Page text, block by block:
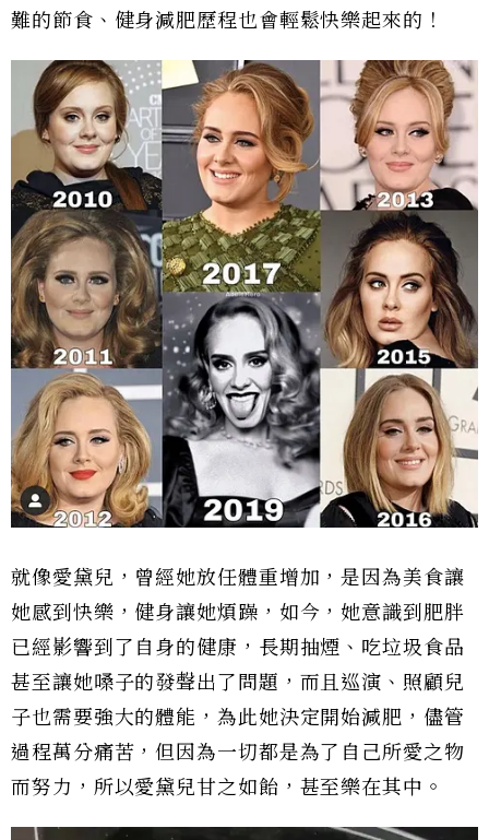
難的節食、健身減肥歷程也會輕鬆快樂起來的！
就像愛黛兒，曾經她放任體重增加，是因為美食讓
她感到快樂，健身讓她煩躁，如今，她意識到肥胖
已經影響到了自身的健康，長期抽煙、吃垃圾食品
甚至讓她嗓子的發聲出了問題，而且巡演、照顧兒
子也需要強大的體能，為此她決定開始減肥，儘管
過程萬分痛苦，但因為一切都是為了自己所愛之物
而努力，所以愛黛兒甘之如飴，甚至樂在其中。